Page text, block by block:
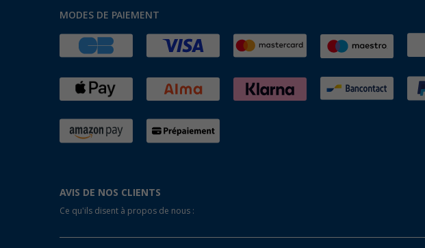
MODES DE PAIEMENT
AVIS DE NOS CLIENTS
Ce qu'ils disent à propos de nous :